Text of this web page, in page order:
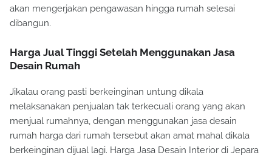
akan mengerjakan pengawasan hingga rumah selesai
dibangun.
Harga Jual Tinggi Setelah Menggunakan Jasa
Desain Rumah
Jikalau orang pasti berkeinginan untung dikala
melaksanakan penjualan tak terkecuali orang yang akan
menjual rumahnya, dengan menggunakan jasa desain
rumah harga dari rumah tersebut akan amat mahal dikala
berkeinginan dijual lagi. Harga Jasa Desain Interior di Jepara